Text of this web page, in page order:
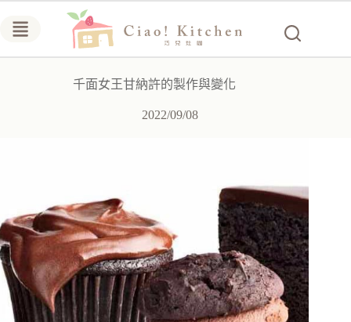
千面女王甘納許的製作與變化
2022/09/08